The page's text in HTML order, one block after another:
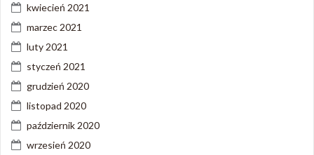
kwiecień 2021
marzec 2021
luty 2021
styczeń 2021
grudzień 2020
listopad 2020
październik 2020
wrzesień 2020